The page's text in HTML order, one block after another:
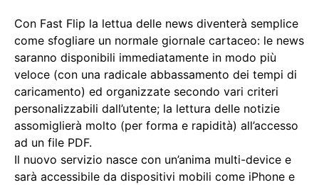
Con Fast Flip la lettua delle news diventerà semplice
come sfogliare un normale giornale cartaceo: le news
saranno disponibili immediatamente in modo più
veloce (con una radicale abbassamento dei tempi di
caricamento) ed organizzate secondo vari criteri
personalizzabili dall’utente; la lettura delle notizie
assomiglierà molto (per forma e rapidità) all’accesso
ad un file PDF.
Il nuovo servizio nasce con un’anima multi-device e
sarà accessibile da dispositivi mobili come iPhone e